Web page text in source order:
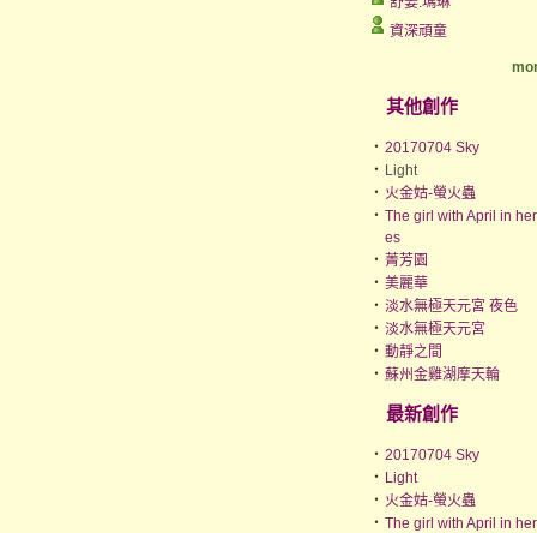
資深頑童
其他創作
‧ 20170704 Sky
‧ Light
‧ 火金姑-螢火蟲
‧ The girl with April in
es
‧ 菁芳園
‧ 美麗華
‧ 淡水無極天元宮 夜色
‧ 淡水無極天元宮
‧ 動靜之間
‧ 蘇州金雞湖摩天輪
最新創作
‧ 20170704 Sky
‧ Light
‧ 火金姑-螢火蟲
‧ The girl with April in